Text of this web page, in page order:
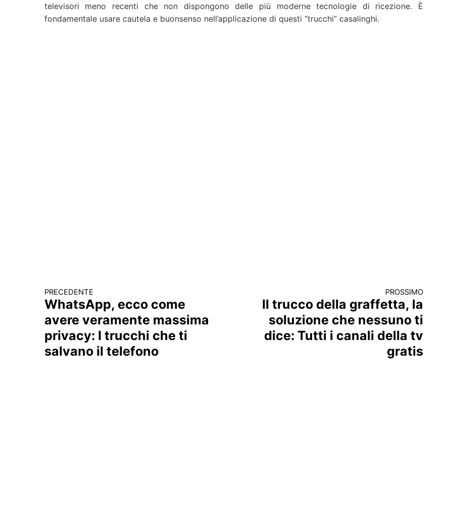
televisori meno recenti che non dispongono delle più moderne tecnologie di ricezione. È
fondamentale usare cautela e buonsenso nell’applicazione di questi “trucchi” casalinghi.
Continua a leggere
PRECEDENTE
WhatsApp, ecco come
avere veramente massima
privacy: I trucchi che ti
salvano il telefono
PROSSIMO
Il trucco della graffetta, la
soluzione che nessuno ti
dice: Tutti i canali della tv
gratis